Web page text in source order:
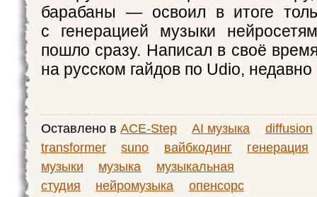
барабаны — освоил в итоге
с генерацией музыки
пошло сразу. Написал в своё
на русском гайдов по Udio,
Оставлено в ACE-Step AI музыка
diffusion
transformer
suno вайбкодинг
генерация
музыки
музыка
музыкальная
студия
нейромузыка опенсорс